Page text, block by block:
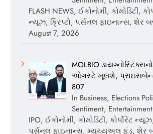
FLASH NEWS, ઈકોનોમી, કોમોડિટી,
ન્યૂઝ, ક્રિપ્ટો, પર્સનલ ફાઇનાન્સ, શેર
August 7, 2026
MOLBIO
ઓગસ્ટે ખૂલશે,
807
In Business, Elections
Sentiment,
IPO, ઈકોનોમી, કોમોડિટી, કોર્પોરેટ
પર્સનલ ફાઇનાન્સ, મ્યુચ્યુઅલ ફંડ, શેર